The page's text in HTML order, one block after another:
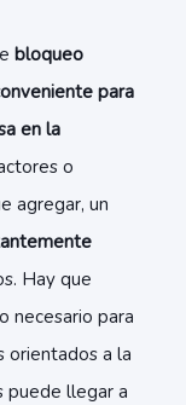
bloqueo
para
en la
o
agregar, un
Hay que
necesario para
orientados a la
puede llegar a